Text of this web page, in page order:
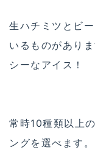
生ハチミツとビ
いるものがあり
シーなアイス！
常時10種類以上
ングを選べます